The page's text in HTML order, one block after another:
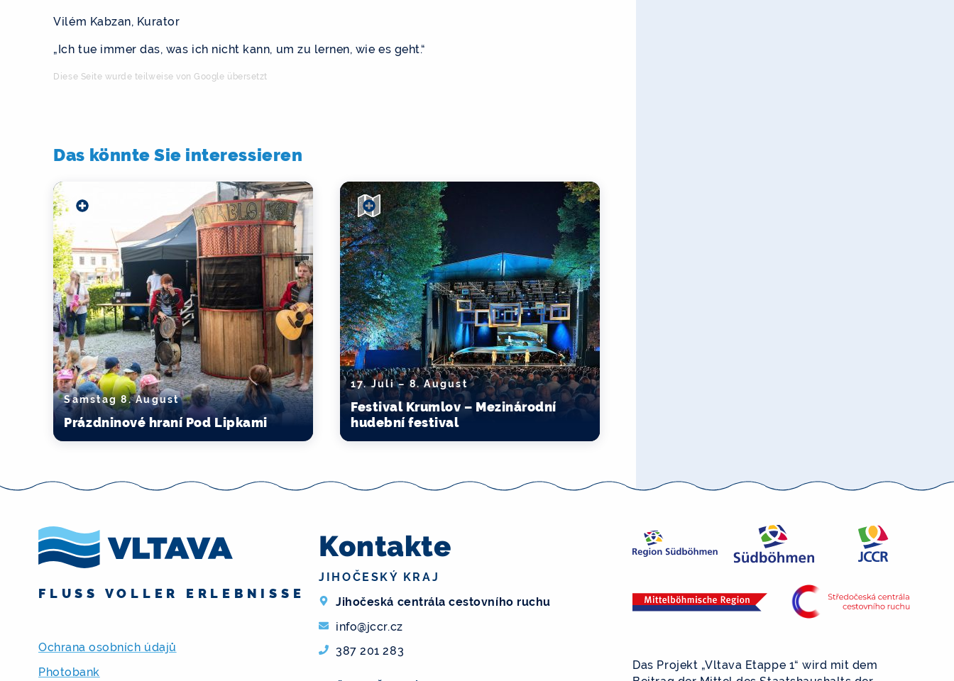
Vilém Kabzan, Kurator
„Ich tue immer das, was ich nicht kann, um zu lernen, wie es geht.“
Diese Seite wurde teilweise von Google übersetzt
Das könnte Sie interessieren
Samstag 8. August
Prázdninové hraní Pod Lipkami
17. Juli – 8. August
Festival Krumlov – Mezinárodní
hudební festival
FLUSS VOLLER ERLEBNISSE
Ochrana osobních údajů
Photobank
Kontakte
JIHOČESKÝ KRAJ
Jihočeská centrála cestovního ruchu
info@jccr.cz
387 201 283
Das Projekt „Vltava Etappe 1“ wird mit dem